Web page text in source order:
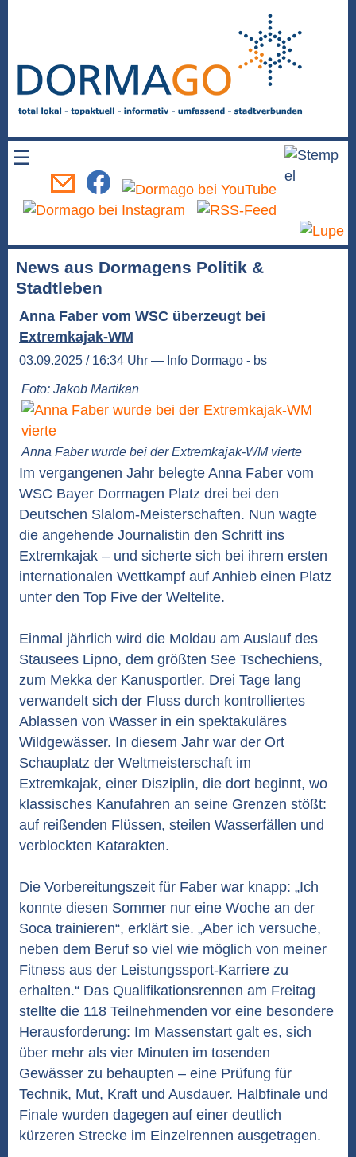
☰
News aus Dormagens Politik &
Stadtleben
Anna Faber vom WSC überzeugt bei
Extremkajak-WM
03.09.2025 / 16:34 Uhr — Info Dormago - bs
Foto: Jakob Martikan
Anna Faber wurde bei der Extremkajak-WM vierte
Im vergangenen Jahr belegte Anna Faber vom
WSC Bayer Dormagen Platz drei bei den
Deutschen Slalom-Meisterschaften. Nun wagte
die angehende Journalistin den Schritt ins
Extremkajak – und sicherte sich bei ihrem ersten
internationalen Wettkampf auf Anhieb einen Platz
unter den Top Five der Weltelite.
Einmal jährlich wird die Moldau am Auslauf des
Stausees Lipno, dem größten See Tschechiens,
zum Mekka der Kanusportler. Drei Tage lang
verwandelt sich der Fluss durch kontrolliertes
Ablassen von Wasser in ein spektakuläres
Wildgewässer. In diesem Jahr war der Ort
Schauplatz der Weltmeisterschaft im
Extremkajak, einer Disziplin, die dort beginnt, wo
klassisches Kanufahren an seine Grenzen stößt:
auf reißenden Flüssen, steilen Wasserfällen und
verblockten Katarakten.
Die Vorbereitungszeit für Faber war knapp: „Ich
konnte diesen Sommer nur eine Woche an der
Soca trainieren“, erklärt sie. „Aber ich versuche,
neben dem Beruf so viel wie möglich von meiner
Fitness aus der Leistungssport-Karriere zu
erhalten.“ Das Qualifikationsrennen am Freitag
stellte die 118 Teilnehmenden vor eine besondere
Herausforderung: Im Massenstart galt es, sich
über mehr als vier Minuten im tosenden
Gewässer zu behaupten – eine Prüfung für
Technik, Mut, Kraft und Ausdauer. Halbfinale und
Finale wurden dagegen auf einer deutlich
kürzeren Strecke im Einzelrennen ausgetragen.